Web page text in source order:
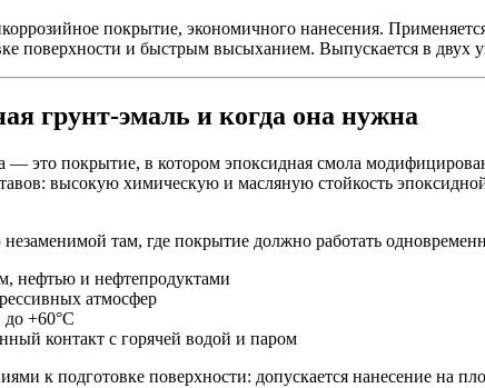
покрытие, экономичного нанесения.
поверхности и быстрым высыханием. Выпускается в двух
грунт-эмаль и когда она нужна
— это покрытие, в котором эпоксидная смола
высокую химическую и масляную стойкость
там, где покрытие должно работать
нефтью и нефтепродуктами
атмосфер
до +60°С
контакт с горячей водой и паром
к подготовке поверхности: допускается нанесение на